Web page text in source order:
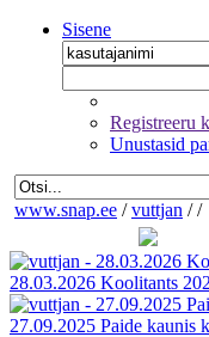
Sisene
Registreeru
Unustasid
www.snap.ee / vuttjan / /
28.03.2026 Koolitants
27.09.2025 Paide kaunis